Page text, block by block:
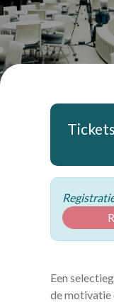
Tickets
Een
de motivatie